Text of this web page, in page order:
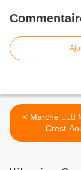
< Marche 🚶🏼‍♂️🚶🏻Boucle
Crest-